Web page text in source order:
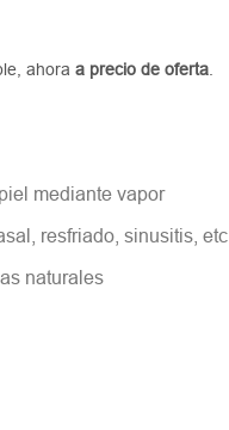
ahora a precio de oferta
mediante vapor
resfriado, sinusitis, etc
naturales